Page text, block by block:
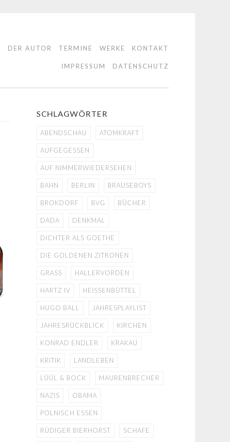
DER AUTOR TERMINE WERKE KONTAKT
IMPRESSUM DATENSCHUTZ
SCHLAGWÖRTER
ABENDSCHAU ATOMKRAFT
AUFGEGESSEN
AUF NIMMERWIEDERSEHEN
BAHN BERLIN BRAUSEBOYS
BROKDORF BVG BÜCHER
DADA DENKMAL
DICHTER ALS GOETHE
DIE GOLDENEN ZITRONEN
GRASS HALLERVORDEN
HARTZ IV HEISSENBÜTTEL
HUGO BALL JAHRESPLAYLIST
JAHRESRÜCKBLICK KIRCHEN
KONRAD ENDLER KRAKAU
KRITIK LANDLEBEN
LÜÜL & BOCK MAURENBRECHER
NAZIS OBAMA
POLNISCH ESSEN
RÜDIGER BIERHORST SCHAFE